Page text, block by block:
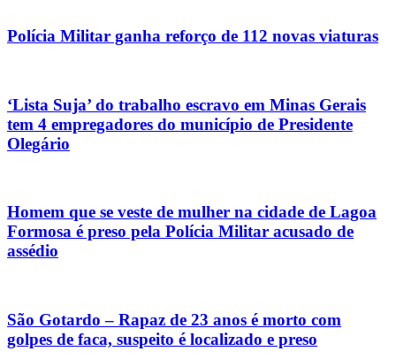
Polícia Militar ganha reforço de 112 novas viaturas
‘Lista Suja’ do trabalho escravo em Minas Gerais
tem 4 empregadores do município de Presidente
Olegário
Homem que se veste de mulher na cidade de Lagoa
Formosa é preso pela Polícia Militar acusado de
assédio
São Gotardo – Rapaz de 23 anos é morto com
golpes de faca, suspeito é localizado e preso